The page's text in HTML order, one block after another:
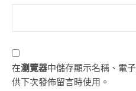
在瀏覽器中儲存顯示名稱、電
供下次發佈留言時使用。